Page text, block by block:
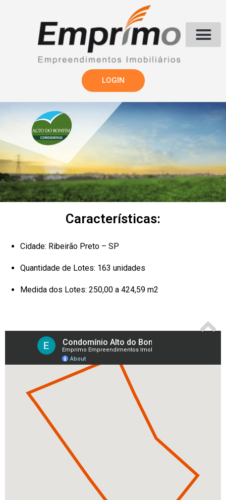
LOGIN
Características:
Cidade: Ribeirão Preto – SP
Quantidade de Lotes: 163 unidades
Medida dos Lotes: 250,00 a 424,59 m2